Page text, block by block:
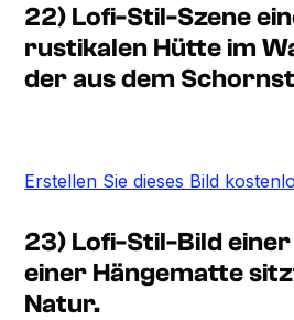
22) Lofi-Stil-Szene
rustikalen Hütte im
der aus dem
Erstellen Sie dieses Bild
23) Lofi-Stil-Bild einer
einer Hängematte
Natur.